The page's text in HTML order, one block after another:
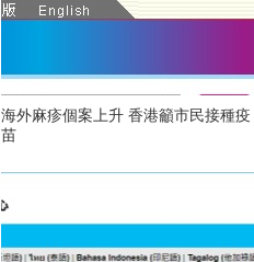
海外麻疹個案上升 香港籲市民接種疫
苗